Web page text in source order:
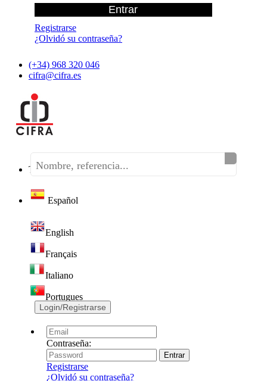
Registrarse
¿Olvidó su contraseña?
(+34) 968 320 046
cifra@cifra.es
Teléfono:(+34) 968 320 046
Español
English
Français
Italiano
Portugues
Login/Registrarse
Contraseña:
Registrarse
¿Olvidó su contraseña?